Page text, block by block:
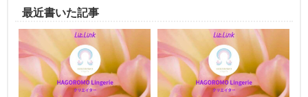
最近書いた記事